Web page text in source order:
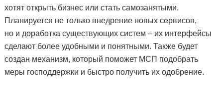
хотят открыть бизнес или стать самозанятыми.
Планируется не только внедрение новых сервисов,
но и доработка существующих систем – их интерфейсы
сделают более удобными и понятными. Также будет
создан механизм, который поможет МСП подобрать
меры господдержки и быстро получить их одобрение.